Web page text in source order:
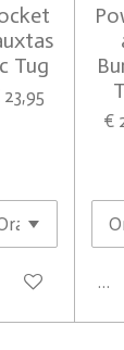
Tug
winkelwagen
€
In